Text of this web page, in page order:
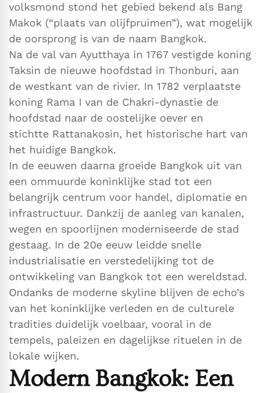
volksmond stond het gebied bekend als Bang
Makok (“plaats van olijfpruimen”), wat mogelijk
de oorsprong is van de naam Bangkok.
Na de val van Ayutthaya in 1767 vestigde koning
Taksin de nieuwe hoofdstad in Thonburi, aan
de westkant van de rivier. In 1782 verplaatste
koning Rama I van de Chakri-dynastie de
hoofdstad naar de oostelijke oever en
stichtte Rattanakosin, het historische hart van
het huidige Bangkok.
In de eeuwen daarna groeide Bangkok uit van
een ommuurde koninklijke stad tot een
belangrijk centrum voor handel, diplomatie en
infrastructuur. Dankzij de aanleg van kanalen,
wegen en spoorlijnen moderniseerde de stad
gestaag. In de 20e eeuw leidde snelle
industrialisatie en verstedelijking tot de
ontwikkeling van Bangkok tot een wereldstad.
Ondanks de moderne skyline blijven de echo’s
van het koninklijke verleden en de culturele
tradities duidelijk voelbaar, vooral in de
tempels, paleizen en dagelijkse rituelen in de
lokale wijken.
Modern Bangkok: Een